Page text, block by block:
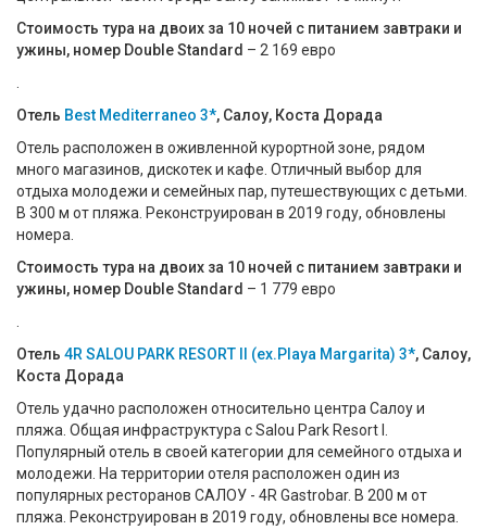
Стоимость тура на двоих за 10 ночей с питанием завтраки и
ужины, номер Double Standard – 2 169 евро
Отель Best Mediterraneo 3*, Салоу, Коста Дорада
Отель расположен в оживленной курортной зоне, рядом
много магазинов, дискотек и кафе. Отличный выбор для
отдыха молодежи и семейных пар, путешествующих с детьми.
В 300 м от пляжа. Реконструирован в 2019 году, обновлены
номера.
Стоимость тура на двоих за 10 ночей с питанием завтраки и
ужины, номер Double Standard – 1 779 евро
Отель 4R SALOU PARK RESORT II (ex.Playa Margarita) 3*, Салоу,
Коста Дорада
Отель удачно расположен относительно центра Салоу и
пляжа. Общая инфраструктура с Salou Park Resort I.
Популярный отель в своей категории для семейного отдыха и
молодежи. На территории отеля расположен один из
популярных ресторанов САЛОУ - 4R Gastrobar. В 200 м от
пляжа. Реконструирован в 2019 году, обновлены все номера.